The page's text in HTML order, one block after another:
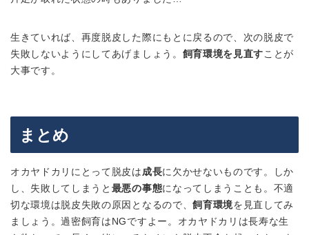
生きていれば、再度脱皮した際にもとに戻るので、次の脱皮で
失敗しないようにしてあげましょう。 飼育環境を見直す ことが
大事です。
まとめ
オカヤドカリにとって脱皮は成長に欠かせないものです。しか
し、失敗してしまうと 最悪の事態になってしまうことも。不適
切な環境は脱皮失敗の原因となるので、飼育環境を見直してみ
ましょう。過密飼育はNGですよー。オカヤドカリは長寿な生